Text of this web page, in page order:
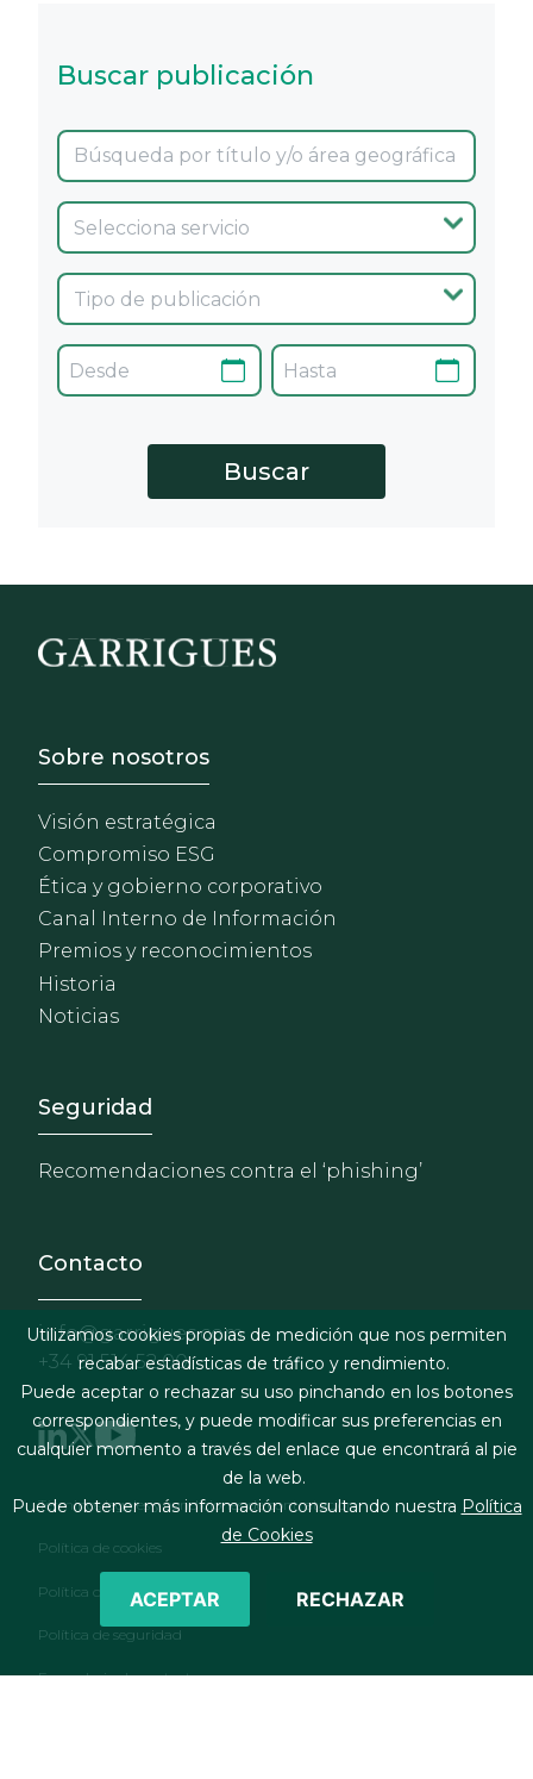
Buscar publicación
Footer - Sobre Nosotros
Sobre nosotros
Visión estratégica
Compromiso ESG
Ética y gobierno corporativo
Canal Interno de Información
Premios y reconocimientos
Historia
Noticias
Footer - Extranet y
Seguridad
Recomendaciones contra el ‘phishing’
Contacto
info@garrigues.com
+34 91 514 52 00
Footer menu
Términos legales y condiciones de contratación
Política de cookies
Política de privacidad
Política de seguridad
Formulario de contacto
Utilizamos cookies propias de medición que nos permiten
recabar estadísticas de tráfico y rendimiento.
Puede aceptar o rechazar su uso pinchando en los botones
correspondientes, y puede modificar sus preferencias en
cualquier momento a través del enlace que encontrará al pie
de la web.
Puede obtener más información consultando nuestra Política
de Cookies
ACEPTAR RECHAZAR